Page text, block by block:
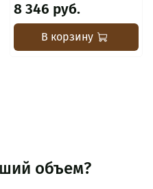
8 346 руб.
В корзину
объем?